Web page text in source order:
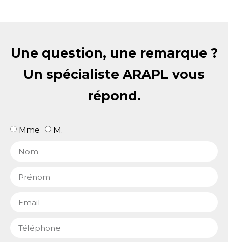
Une question, une remarque ?
Un spécialiste ARAPL vous
répond.
Mme M.